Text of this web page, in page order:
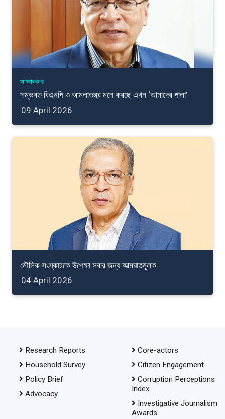
সাক্ষাৎকার
সম্ভবত বিএনপি ও আমলাতন্ত্র মনে করছে এখন ‘আমাদের পালা’
09 April 2026
মৌলিক সংস্কারকে উপেক্ষা সবার জন্য আত্মঘাতমূলক
04 April 2026
Research Reports
Household Survey
Policy Brief
Advocacy
Core-actors
Citizen Engagement
Corruption Perceptions
Index
Investigative Journalism
Awards